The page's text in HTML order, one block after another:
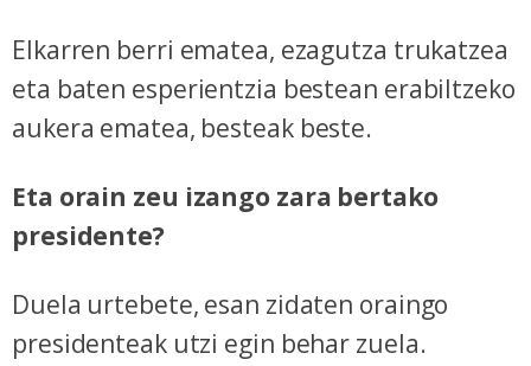
Elkarren berri ematea, ezagutza trukatzea
eta baten esperientzia bestean erabiltzeko
aukera ematea, besteak beste.
Eta orain zeu izango zara bertako
presidente?
Duela urtebete, esan zidaten oraingo
presidenteak utzi egin behar zuela.